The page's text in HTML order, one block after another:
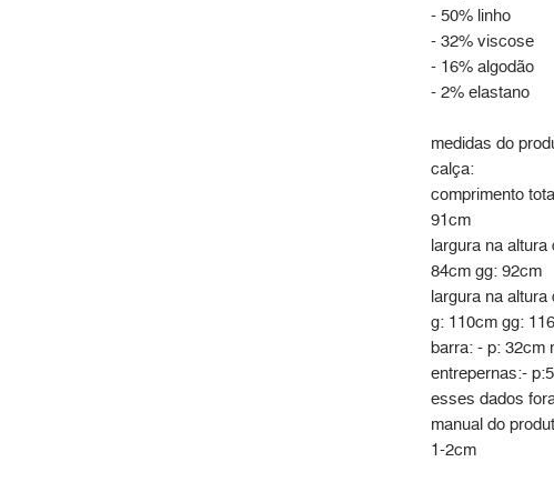
- 50% linho
- 32% viscose
- 16% algodão
- 2% elastano
medidas do
calça:
comprimento
91cm
largura na
84cm gg: 92cm
largura na
g: 110cm gg:
barra: - p: 32cm
entrepernas:-
esses dados
manual do
1-2cm